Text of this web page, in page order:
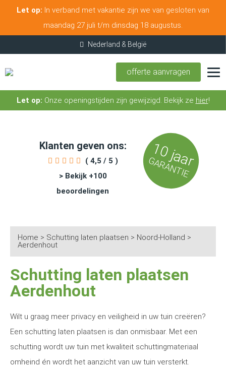
Let op: In verband met vakantie zijn we van gesloten van
maandag 27 juli t/m dinsdag 18 augustus.
offerte aanvragen
Let op: Onze openingstijden zijn gewijzigd. Bekijk ze hier!
Klanten geven ons:
( 4,5 / 5 )
> Bekijk +100
beoordelingen
10 jaar
GARANTIE
Home > Schutting laten plaatsen > Noord-Holland >
Aerdenhout
Schutting laten plaatsen
Aerdenhout
Wilt u graag meer privacy en veiligheid in uw tuin creëren?
Een schutting laten plaatsen is dan onmisbaar. Met een
schutting wordt uw tuin met kwaliteit schuttingmateriaal
omheind én wordt het aanzicht van uw tuin versterkt.